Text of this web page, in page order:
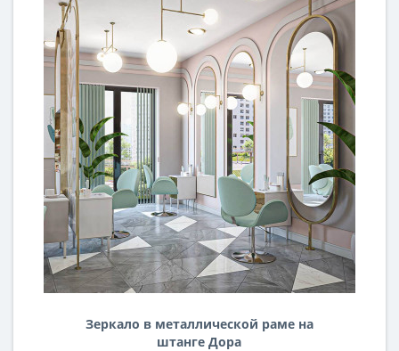
Зеркало в металлической раме на
штанге Дора